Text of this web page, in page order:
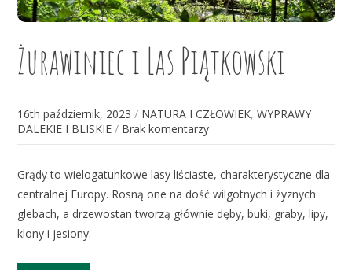
Żurawiniec i Las Piątkowski
16th październik, 2023 / NATURA I CZŁOWIEK,WYPRAWY
DALEKIE I BLISKIE / Brak komentarzy
Grądy to wielogatunkowe lasy liściaste, charakterystyczne dla
centralnej Europy. Rosną one na dość wilgotnych i żyznych
glebach, a drzewostan tworzą głównie dęby, buki, graby, lipy,
klony i jesiony.